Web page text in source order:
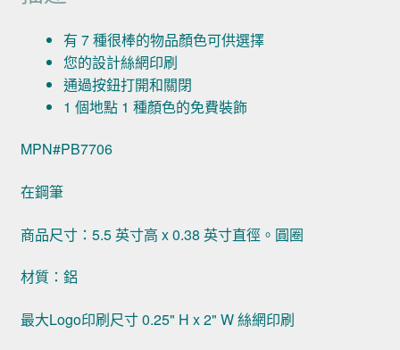
有 7 種很棒的物品顏色可供選擇
您的設計絲網印刷
通過按鈕打開和關閉
1 個地點 1 種顏色的免費裝飾
MPN#PB7706
在鋼筆
商品尺寸：5.5 英寸高 x 0.38 英寸直徑。圓圈
材質：鋁
最大Logo印刷尺寸 0.25" H x 2" W 絲網印刷